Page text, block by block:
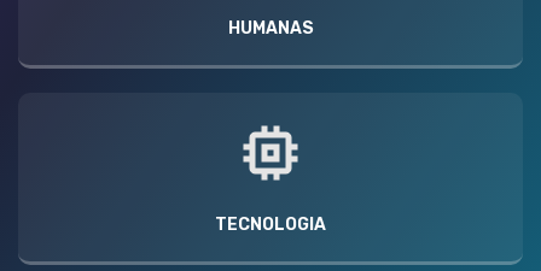
HUMANAS
TECNOLOGIA